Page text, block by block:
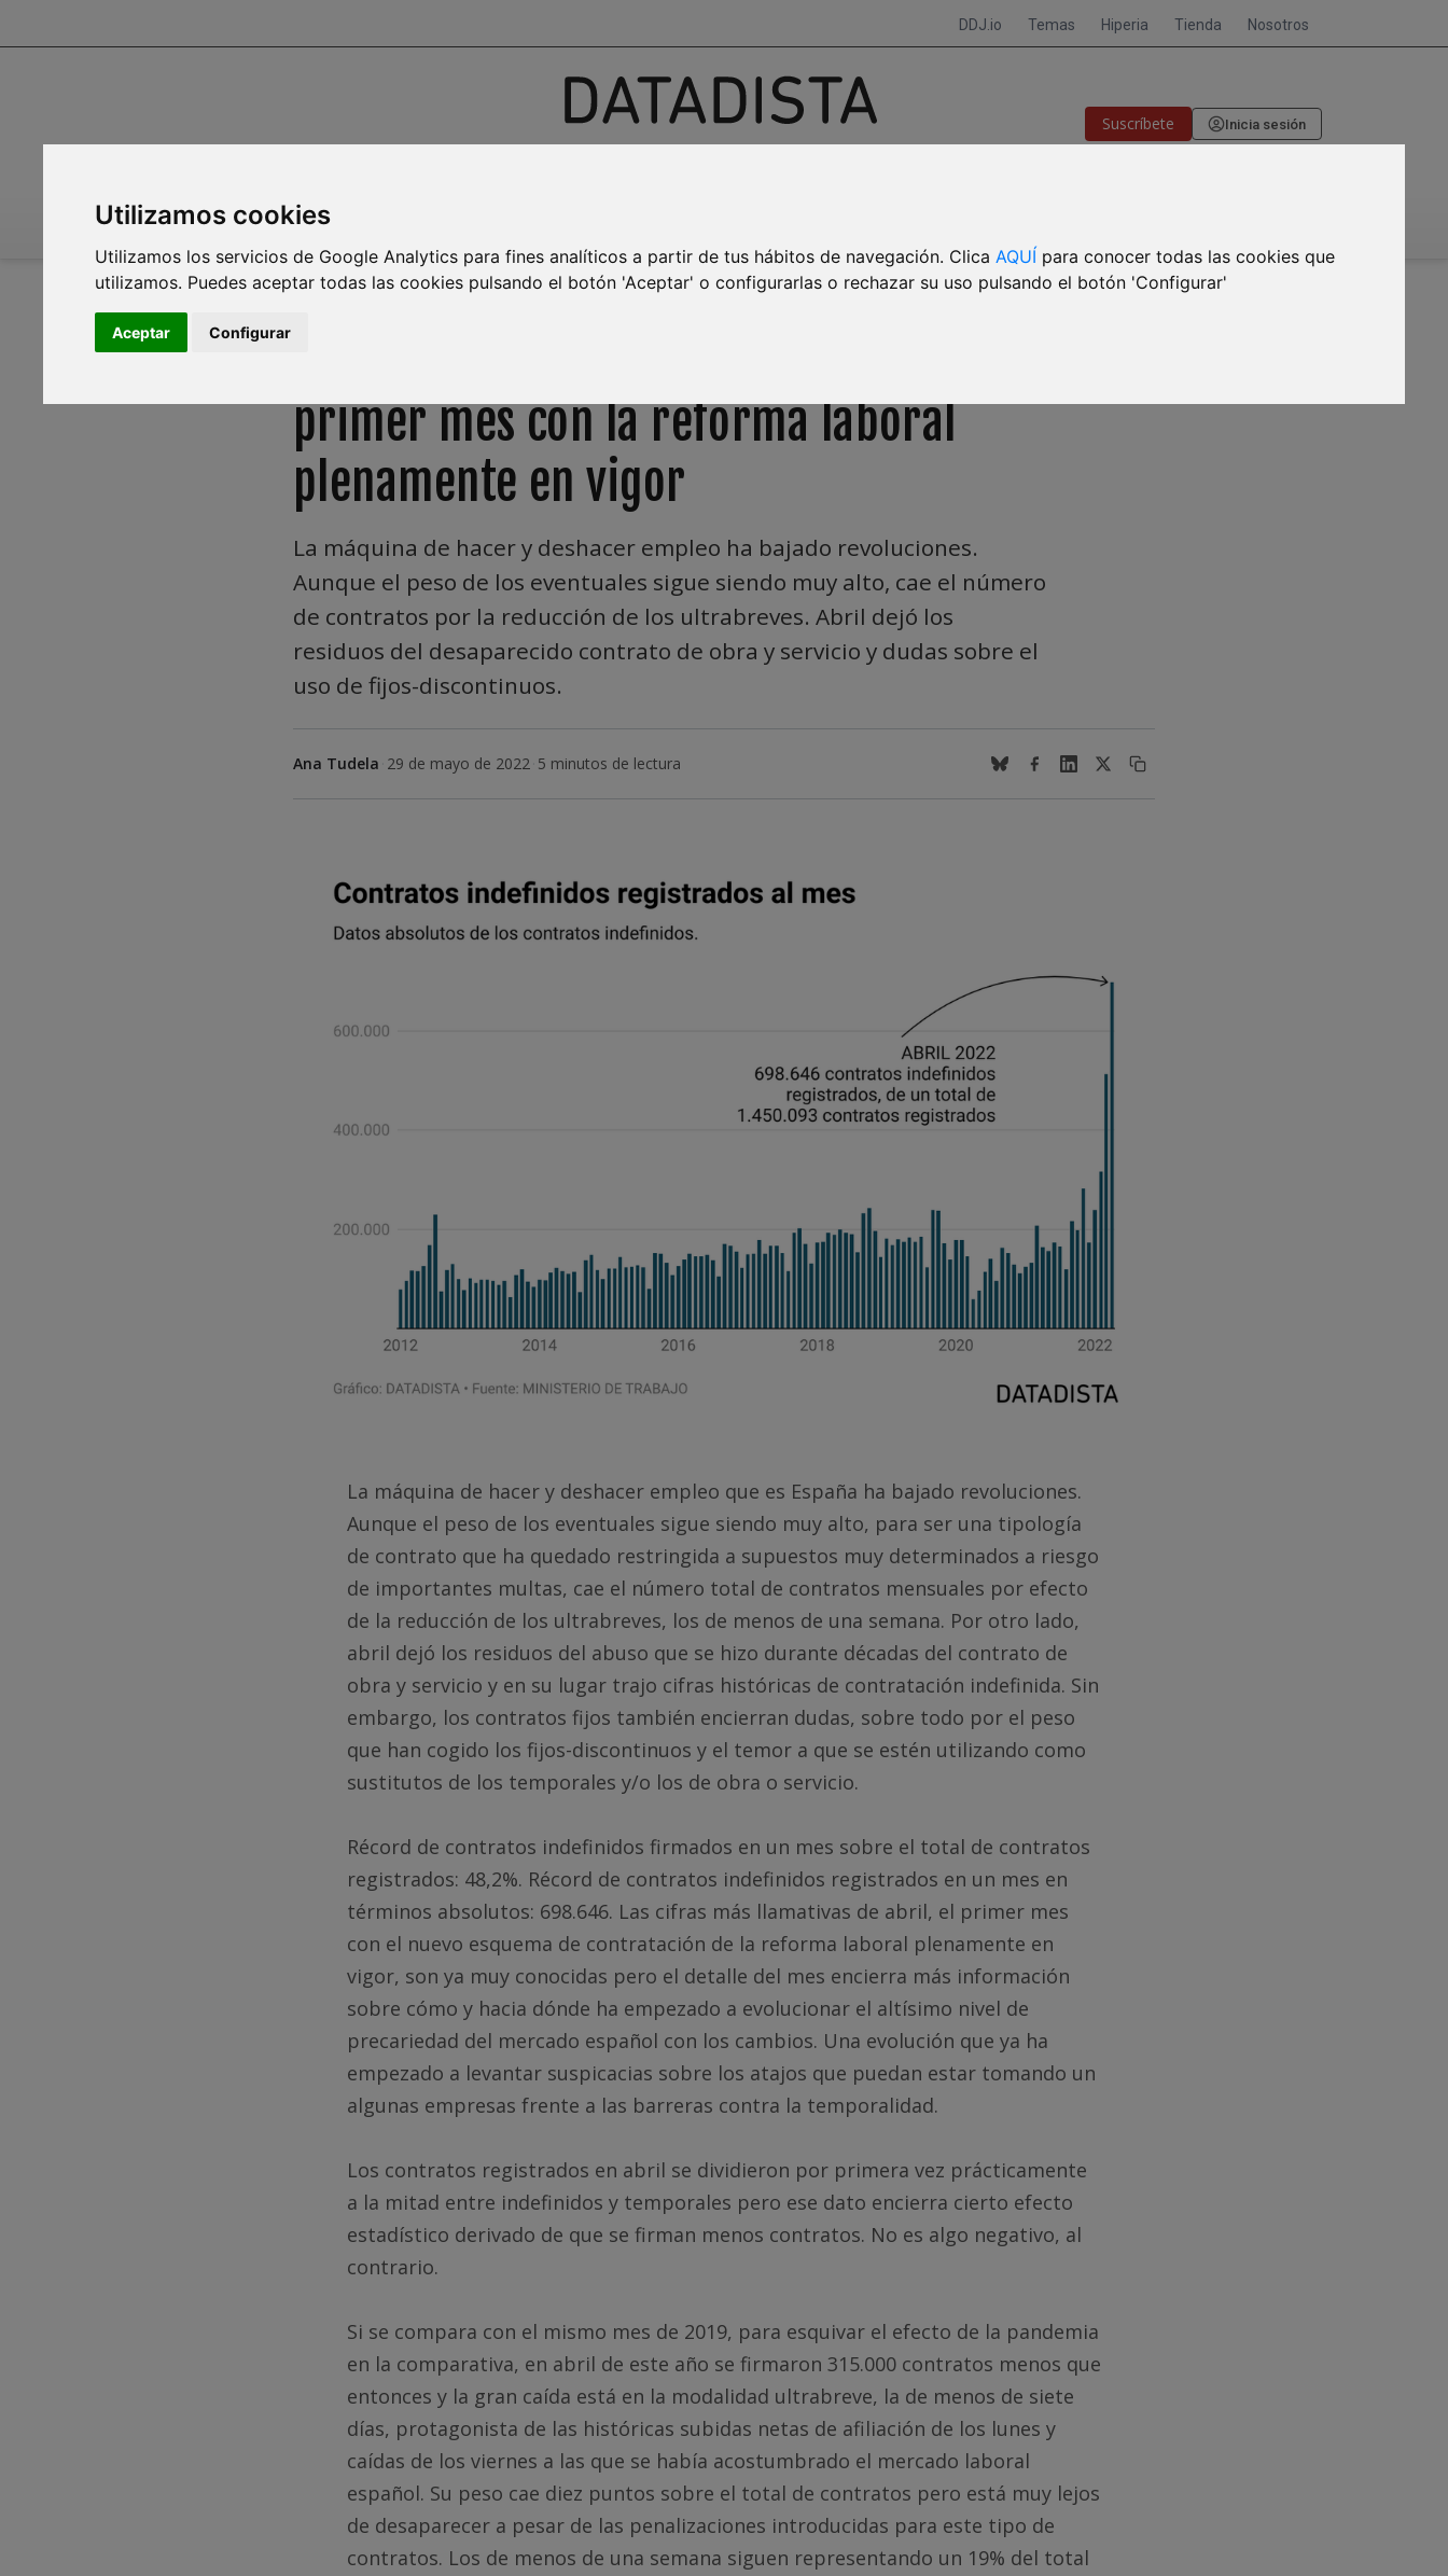
Utilizamos cookies
Utilizamos los servicios de Google Analytics para fines analíticos a partir de tus hábitos de navegación. ClicaAQUÍ para conocer todas las cookies que
utilizamos. Puedes aceptar todas las cookies pulsando el botón 'Aceptar' o configurarlas o rechazar su uso pulsando el botón 'Configurar'
Aceptar Configurar
DDJ.io Temas Hiperia Tienda Nosotros
Suscríbete Inicia sesión
INICIO INFOAGUA MEDIO AMBIENTE
primer mes con la reforma laboral
plenamente en vigor
La máquina de hacer y deshacer empleo ha bajado revoluciones.
Aunque el peso de los eventuales sigue siendo muy alto, cae el número
de contratos por la reducción de los ultrabreves. Abril dejó los
residuos del desaparecido contrato de obra y servicio y dudas sobre el
uso de fijos-discontinuos.
Ana Tudela 29 de mayo de 2022 5 minutos de lectura
La máquina de hacer y deshacer empleo que es España ha bajado revoluciones.
Aunque el peso de los eventuales sigue siendo muy alto, para ser una tipología
de contrato que ha quedado restringida a supuestos muy determinados a riesgo
de importantes multas, cae el número total de contratos mensuales por efecto
de la reducción de los ultrabreves, los de menos de una semana. Por otro lado,
abril dejó los residuos del abuso que se hizo durante décadas del contrato de
obra y servicio y en su lugar trajo cifras históricas de contratación indefinida. Sin
embargo, los contratos fijos también encierran dudas, sobre todo por el peso
que han cogido los fijos-discontinuos y el temor a que se estén utilizando como
sustitutos de los temporales y/o los de obra o servicio.
Récord de contratos indefinidos firmados en un mes sobre el total de contratos
registrados: 48,2%. Récord de contratos indefinidos registrados en un mes en
términos absolutos: 698.646. Las cifras más llamativas de abril, el primer mes
con el nuevo esquema de contratación de la reforma laboral plenamente en
vigor, son ya muy conocidas pero el detalle del mes encierra más información
sobre cómo y hacia dónde ha empezado a evolucionar el altísimo nivel de
precariedad del mercado español con los cambios. Una evolución que ya ha
empezado a levantar suspicacias sobre los atajos que puedan estar tomando un
algunas empresas frente a las barreras contra la temporalidad.
Los contratos registrados en abril se dividieron por primera vez prácticamente
a la mitad entre indefinidos y temporales pero ese dato encierra cierto efecto
estadístico derivado de que se firman menos contratos. No es algo negativo, al
contrario.
Si se compara con el mismo mes de 2019, para esquivar el efecto de la pandemia
en la comparativa, en abril de este año se firmaron 315.000 contratos menos que
entonces y la gran caída está en la modalidad ultrabreve, la de menos de siete
días, protagonista de las históricas subidas netas de afiliación de los lunes y
caídas de los viernes a las que se había acostumbrado el mercado laboral
español. Su peso cae diez puntos sobre el total de contratos pero está muy lejos
de desaparecer a pesar de las penalizaciones introducidas para este tipo de
contratos. Los de menos de una semana siguen representando un 19% del total